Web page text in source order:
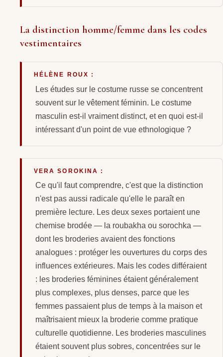
La distinction homme/femme dans les codes
vestimentaires
HÉLÈNE ROUX :
Les études sur le costume russe se concentrent
souvent sur le vêtement féminin. Le costume
masculin est-il vraiment distinct, et en quoi est-il
intéressant d'un point de vue ethnologique ?
VERA SOROKINA :
Ce qu'il faut comprendre, c'est que la distinction
n'est pas aussi radicale qu'elle le paraît en
première lecture. Les deux sexes portaient une
chemise brodée — la roubakha ou sorochka —
dont les broderies avaient des fonctions
analogues : protéger les ouvertures du corps des
influences extérieures. Mais les codes différaient
: les broderies féminines étaient généralement
plus complexes, plus denses, parce que les
femmes passaient plus de temps à la maison et
maîtrisaient mieux la broderie comme pratique
culturelle quotidienne. Les broderies masculines
étaient souvent plus sobres, concentrées sur le